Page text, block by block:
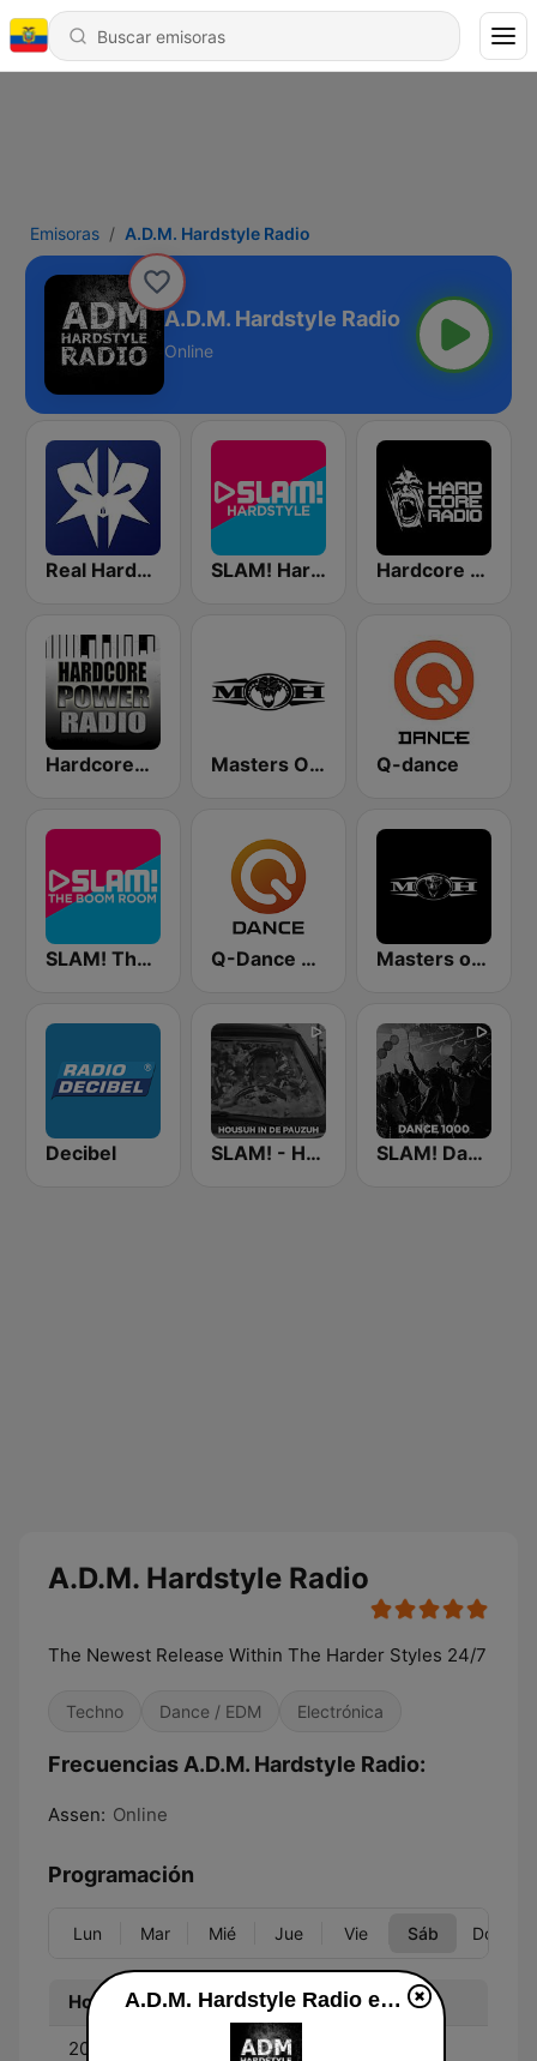
Emisoras A.D.M. Hardstyle Radio
A.D.M. Hardstyle Radio
Online
Real Hardstyle SLAM! Hardstyle Hardcore Radio
HardcorePower Radio Masters Of Hardcore Q-dance
SLAM! The Boom Room Q-Dance Radio Masters of Hardcore
Decibel SLAM! - Housuh in de Pauzuh SLAM! Dance 1000
A.D.M. Hardstyle Radio
The Newest Release Within The Harder Styles 24/7
Techno Dance / EDM Electrónica
Frecuencias A.D.M. Hardstyle Radio:
Assen: Online
Programación
Lun Mar Mié Jue Vie Sáb Dom
Hora Programa
20:00 - 21:00
RAW Hour - The Best
A.D.M. Hardstyle Radio en vivo